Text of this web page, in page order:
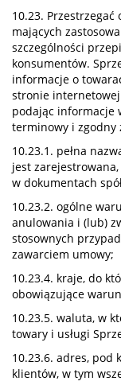
10.23.
mających
szczególności
konsumentów.
informacje o
stronie internetowej
podając informacje
terminowy i zgodny
10.23.1. pełna
jest
w dokumentach
10.23.2. ogólne
anulowania i (lub)
stosownych
zawarciem umowy;
10.23.4. kraje, do
obowiązujące
10.23.5. waluta, w
towary i usługi
10.23.6. adres, pod
klientów, w tym